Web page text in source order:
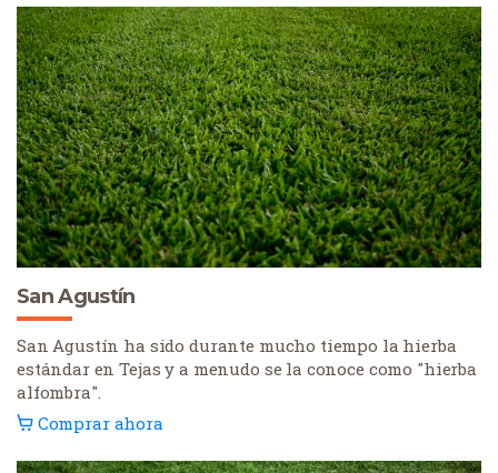
San Agustín
San Agustín ha sido durante mucho tiempo la hierba
estándar en Tejas y a menudo se la conoce como "hierba
alfombra".
Comprar ahora